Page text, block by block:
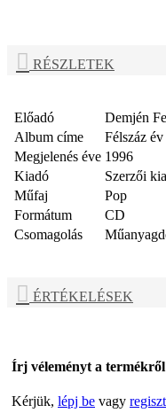
RÉSZLETEK
Előadó
Demjén
Album címe
Félszáz év
Megjelenés éve 1996
Kiadó
Szerzői
Műfaj
Pop
Formátum
CD
Csomagolás
ÉRTÉKELÉSEK
Írj véleményt a
Kérjük, lépj be vagy